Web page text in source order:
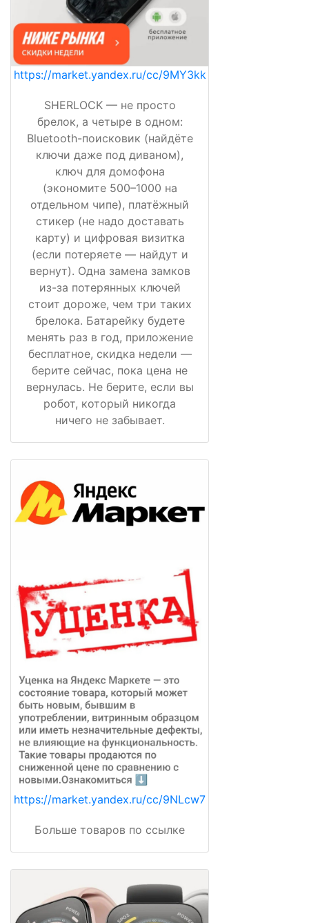
https://market.yandex.ru/cc/9MY3kk
SHERLOCK — не просто
брелок, а четыре в одном:
Bluetooth-поисковик (найдёте
ключи даже под диваном),
ключ для домофона
(экономите 500–1000 на
отдельном чипе), платёжный
стикер (не надо доставать
карту) и цифровая визитка
(если потеряете — найдут и
вернут). Одна замена замков
из-за потерянных ключей
стоит дороже, чем три таких
брелока. Батарейку будете
менять раз в год, приложение
бесплатное, скидка недели —
берите сейчас, пока цена не
вернулась. Не берите, если вы
робот, который никогда
ничего не забывает.
https://market.yandex.ru/cc/9NLcw7
Больше товаров по ссылке